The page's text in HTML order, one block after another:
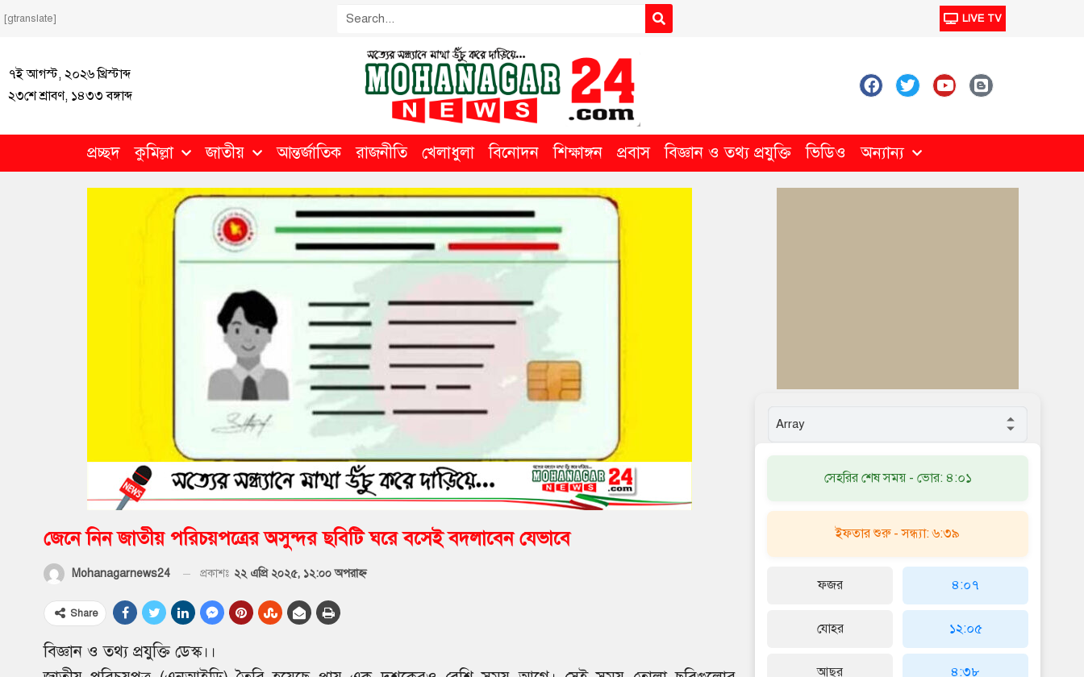
[gtranslate] LIVE TV
৭ই আগস্ট, ২০২৬ খ্রিস্টাব্দ
২৩শে শ্রাবণ, ১৪৩৩ বঙ্গাব্দ
প্রচ্ছদ কুমিল্লা জাতীয় আন্তর্জাতিক রাজনীতি খেলাধুলা বিনোদন শিক্ষাঙ্গন প্রবাস বিজ্ঞান ও তথ্য প্রযুক্তি ভিডিও অন্যান্য
জেনে নিন জাতীয় পরিচয়পত্রের অসুন্দর ছবিটি ঘরে বসেই বদলাবেন যেভাবে
Mohanagarnews24 প্রকাশঃ ২২ এপ্রি ২০২৫, ১২:০০ অপরাহ্ণ
Share
বিজ্ঞান ও তথ্য প্রযুক্তি ডেস্ক।।
সেহরির শেষ সময় - ভোর: ৪:০১
ইফতার শুরু - সন্ধ্যা: ৬:৩৯
ফজর
যোহর
আছর
৪:০৭
১২:০৫
৪:৩৮